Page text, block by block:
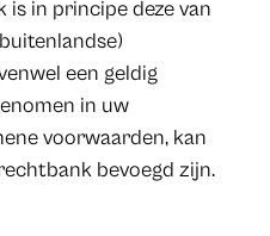
is in principe deze van
een geldig
in uw
voorwaarden, kan
bevoegd zijn.